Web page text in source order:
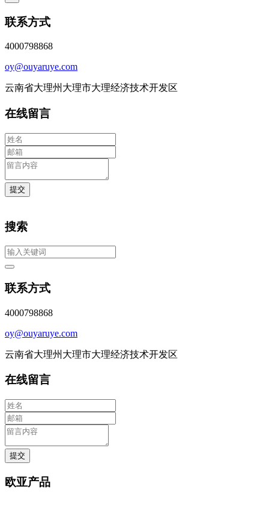
联系方式
4000798868
oy@ouyaruye.com
云南省大理州大理市大理经济技术开发区
在线留言
提交
搜索
联系方式
4000798868
oy@ouyaruye.com
云南省大理州大理市大理经济技术开发区
在线留言
提交
欧亚产品